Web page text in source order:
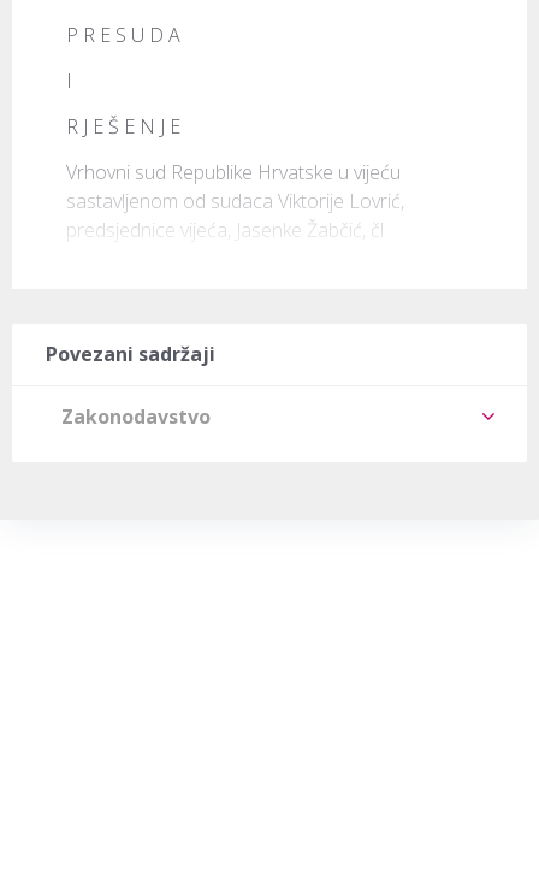
P R E S U D A
I
R J E Š E N J E
Vrhovni sud Republike Hrvatske u vijeću
sastavljenom od sudaca Viktorije Lovrić,
predsjednice vijeća, Jasenke Žabčić, čl
Povezani sadržaji
Zakonodavstvo